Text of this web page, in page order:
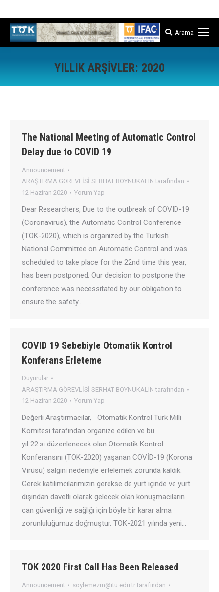
Arama:
Arama
YILLIK ARŞIVLER: 2020
The National Meeting of Automatic Control
Delay due to COVID 19
Announcement
ARAŞTIRMA GÖREVLİSİ SERHAT BOYNUKALIN tarafından
12 Haziran 2020
Yorum Yap
Dear Researchers, Due to the outbreak of COVID-19
(Coronavirus), the Automatic Control Conference
(TOK-2020), which is organized by the Turkish
National Committee on Automatic Control and was
scheduled to take place for the 22nd time this year,
has been postponed. Our decision to postpone the
conference was necessitated by our obligation to
ensure the safety…
COVID 19 Sebebiyle Otomatik Kontrol
Konferans Erleteme
Duyurular
ARAŞTIRMA GÖREVLİSİ SERHAT BOYNUKALIN tarafından
12 Haziran 2020
Yorum Yap
Değerli Araştırmacılar, Otomatik Kontrol Türk Milli
Komitesi tarafından organize edilen ve bu
yıl 22.si düzenlenecek olan Otomatik Kontrol
Konferansını (TOK-2020) yaşanan COVİD-19 (Korona
Virüsü) salgını nedeniyle ertelemek zorunda kaldık.
Gerek katılımcılarımızın gerekse de yurt içinde ve yurt
dışından davetli olarak gelecek olan konuşmacıların
can güvenliği ve sağlığı için böyle bir karar alma
zorunluluğumuz doğmuştur. TOK-2021 yılında yeni…
TOK 2020 First Call Has Been Released
Announcement soylemezm@itu.edu.trtarafından